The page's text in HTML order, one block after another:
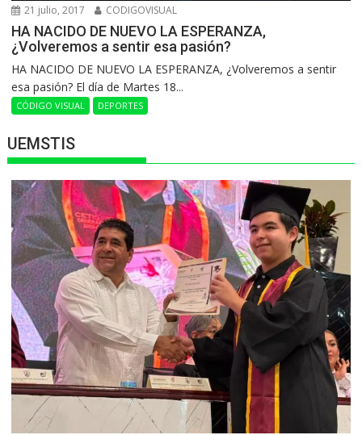
21 julio, 2017 CODIGOVISUAL
HA NACIDO DE NUEVO LA ESPERANZA,
¿Volveremos a sentir esa pasión?
HA NACIDO DE NUEVO LA ESPERANZA, ¿Volveremos a sentir
esa pasión? El día de Martes 18...
CÓDIGO VISUAL DEPORTES
UEMSTIS